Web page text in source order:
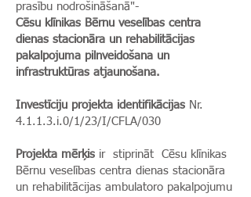
prasību nodrošināšanā"-
Cēsu klīnikas Bērnu veselības centra
dienas stacionāra un rehabilitācijas
pakalpojuma pilnveidošana un
infrastruktūras atjaunošana.
Investīciju projekta identifikācijas Nr.
4.1.1.3.i.0/1/23/I/CFLA/030
Projekta mērķis ir stiprināt Cēsu klīnikas
Bērnu veselības centra dienas stacionāra
un rehabilitācijas ambulatoro pakalpojumu